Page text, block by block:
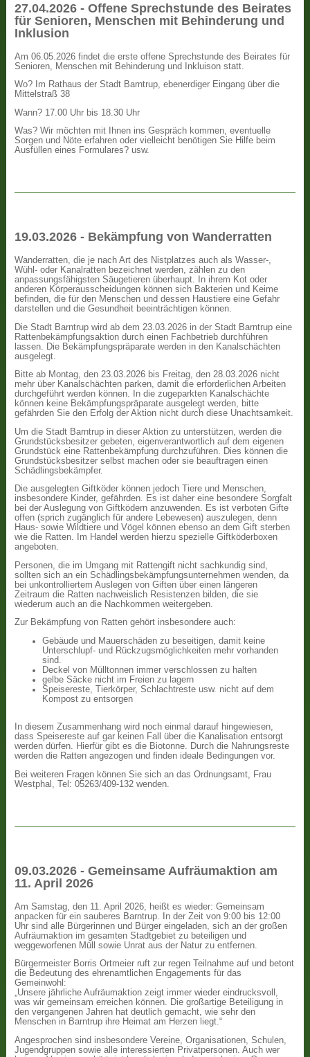
27.04.2026 - Offene Sprechstunde des Beirates
für Senioren, Menschen mit Behinderung und
Inklusion
Am 06.05.2026 findet die erste offene Sprechstunde des Beirates für
Senioren, Menschen mit Behinderung und Inkluison statt.
Wo? Im Rathaus der Stadt Barntrup, ebenerdiger Eingang über die
Mittelstraß 38
Wann? 17.00 Uhr bis 18.30 Uhr
Was? Wir möchten mit Ihnen ins Gespräch kommen, eventuelle
Sorgen und Nöte erfahren oder vielleicht benötigen Sie Hilfe beim
Ausfüllen eines Formulares? usw.
19.03.2026 - Bekämpfung von Wanderratten
Wanderratten, die je nach Art des Nistplatzes auch als Wasser-,
Wühl- oder Kanalratten bezeichnet werden, zählen zu den
anpassungsfähigsten Säugetieren überhaupt. In ihrem Kot oder
anderen Körperausscheidungen können sich Bakterien und Keime
befinden, die für den Menschen und dessen Haustiere eine Gefahr
darstellen und die Gesundheit beeinträchtigen können.
Die Stadt Barntrup wird ab dem 23.03.2026 in der Stadt Barntrup eine
Rattenbekämpfungsaktion durch einen Fachbetrieb durchführen
lassen. Die Bekämpfungspräparate werden in den Kanalschächten
ausgelegt.
Bitte ab Montag, den 23.03.2026 bis Freitag, den 28.03.2026 nicht
mehr über Kanalschächten parken, damit die erforderlichen Arbeiten
durchgeführt werden können. In die zugeparkten Kanalschächte
können keine Bekämpfungspräparate ausgelegt werden, bitte
gefährden Sie den Erfolg der Aktion nicht durch diese Unachtsamkeit.
Um die Stadt Barntrup in dieser Aktion zu unterstützen, werden die
Grundstücksbesitzer gebeten, eigenverantwortlich auf dem eigenen
Grundstück eine Rattenbekämpfung durchzuführen. Dies können die
Grundstücksbesitzer selbst machen oder sie beauftragen einen
Schädlingsbekämpfer.
Die ausgelegten Giftköder können jedoch Tiere und Menschen,
insbesondere Kinder, gefährden. Es ist daher eine besondere Sorgfalt
bei der Auslegung von Giftködern anzuwenden. Es ist verboten Gifte
offen (sprich zugänglich für andere Lebewesen) auszulegen, denn
Haus- sowie Wildtiere und Vögel können ebenso an dem Gift sterben
wie die Ratten. Im Handel werden hierzu spezielle Giftköderboxen
angeboten.
Personen, die im Umgang mit Rattengift nicht sachkundig sind,
sollten sich an ein Schädlingsbekämpfungsunternehmen wenden, da
bei unkontrolliertem Auslegen von Giften über einen längeren
Zeitraum die Ratten nachweislich Resistenzen bilden, die sie
wiederum auch an die Nachkommen weitergeben.
Zur Bekämpfung von Ratten gehört insbesondere auch:
Gebäude und Mauerschäden zu beseitigen, damit keine
Unterschlupf- und Rückzugsmöglichkeiten mehr vorhanden
sind.
Deckel von Mülltonnen immer verschlossen zu halten
gelbe Säcke nicht im Freien zu lagern
Speisereste, Tierkörper, Schlachtreste usw. nicht auf dem
Kompost zu entsorgen
In diesem Zusammenhang wird noch einmal darauf hingewiesen,
dass Speisereste auf gar keinen Fall über die Kanalisation entsorgt
werden dürfen. Hierfür gibt es die Biotonne. Durch die Nahrungsreste
werden die Ratten angezogen und finden ideale Bedingungen vor.
Bei weiteren Fragen können Sie sich an das Ordnungsamt, Frau
Westphal, Tel: 05263/409-132 wenden.
09.03.2026 - Gemeinsame Aufräumaktion am
11. April 2026
Am Samstag, den 11. April 2026, heißt es wieder: Gemeinsam
anpacken für ein sauberes Barntrup. In der Zeit von 9:00 bis 12:00
Uhr sind alle Bürgerinnen und Bürger eingeladen, sich an der großen
Aufräumaktion im gesamten Stadtgebiet zu beteiligen und
weggeworfenen Müll sowie Unrat aus der Natur zu entfernen.
Bürgermeister Borris Ortmeier ruft zur regen Teilnahme auf und betont
die Bedeutung des ehrenamtlichen Engagements für das
Gemeinwohl:
„Unsere jährliche Aufräumaktion zeigt immer wieder eindrucksvoll,
was wir gemeinsam erreichen können. Die großartige Beteiligung in
den vergangenen Jahren hat deutlich gemacht, wie sehr den
Menschen in Barntrup ihre Heimat am Herzen liegt.“
Angesprochen sind insbesondere Vereine, Organisationen, Schulen,
Jugendgruppen sowie alle interessierten Privatpersonen. Auch wer